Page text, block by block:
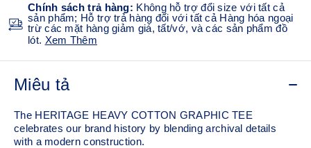
Chính sách trả hàng: Không hỗ trợ đổi size với tất cả
sản phẩm; Hỗ trợ trả hàng đối với tất cả Hàng hóa ngoại
trừ các mặt hàng giảm giá, tất/vớ, và các sản phẩm đồ
lót. Xem Thêm
Miêu tả
The HERITAGE HEAVY COTTON GRAPHIC TEE
celebrates our brand history by blending archival details
with a modern construction.